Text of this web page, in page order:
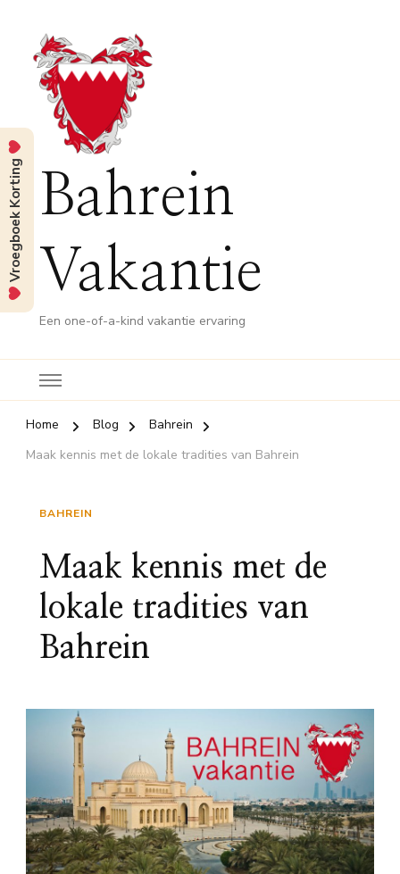
Bahrein
Vakantie
Een one-of-a-kind vakantie ervaring
Home Blog
Bahrein
Maak kennis met de lokale tradities van Bahrein
BAHREIN
Maak kennis met de
lokale tradities van
Bahrein
Vroegboek Korting